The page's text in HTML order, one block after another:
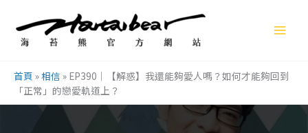
容
首頁 »相信 » EP390｜【解惑】我還能夠愛人嗎？如何才能夠回到
「正常」的戀愛軌道上？